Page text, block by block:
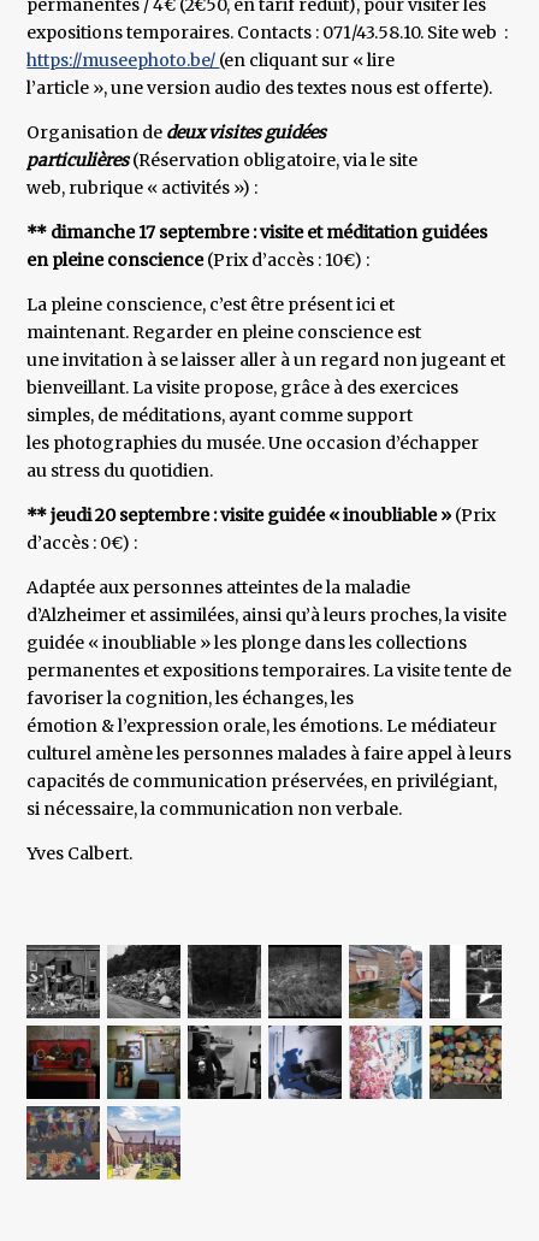
permanentes / 4€ (2€50, en tarif réduit), pour visiter les
expositions temporaires. Contacts : 071/43.58.10. Site web :
https://museephoto.be/ (en cliquant sur « lire
l’article », une version audio des textes nous est offerte).
Organisation de deux visites guidées
particulières(Réservation obligatoire, via le site
web, rubrique « activités ») :
** dimanche 17 septembre : visite et méditation guidées
en pleine conscience(Prix d’accès : 10€) :
La pleine conscience, c’est être présent ici et
maintenant. Regarder en pleine conscience est
une invitation à se laisser aller à un regard non jugeant et
bienveillant. La visite propose, grâce à des exercices
simples, de méditations, ayant comme support
les photographies du musée. Une occasion d’échapper
au stress du quotidien.
** jeudi 20 septembre : visite guidée « inoubliable » (Prix
d’accès : 0€) :
Adaptée aux personnes atteintes de la maladie
d’Alzheimer et assimilées, ainsi qu’à leurs proches, la visite
guidée « inoubliable » les plonge dans les collections
permanentes et expositions temporaires. La visite tente de
favoriser la cognition, les échanges, les
émotion & l’expression orale, les émotions. Le médiateur
culturel amène les personnes malades à faire appel à leurs
capacités de communication préservées, en privilégiant,
si nécessaire, la communication non verbale.
Yves Calbert.